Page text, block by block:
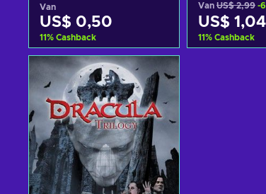
Van
US$ 0,50
11% Cashback
Toevoegen aan
winkelmandje
Bekijk aanbiedingen
Van US$ 2,99 -
US$ 1,04
11% Cashback